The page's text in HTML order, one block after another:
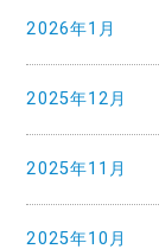
2026年1月
2025年12月
2025年11月
2025年10月